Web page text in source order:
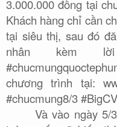
3.000.000 đồng tại
Khách hàng chỉ cần
tại siêu thị, sau đó
nhân kèm
chương trình tại:
#chucmung8/3
Và vào ngày 5/